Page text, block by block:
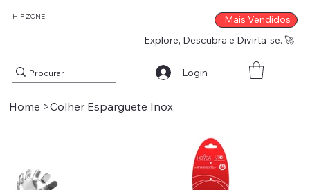
HIP ZONE
Explore, Descubra e Divirta-se. 🚀
Mais Vendidos
Login
Home >Colher Esparguete Inox